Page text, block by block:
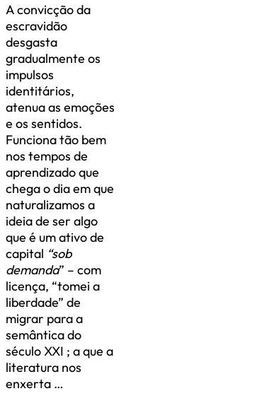
A convicção da
escravidão
desgasta
gradualmente os
impulsos
identitários,
atenua as emoções
e os sentidos.
Funciona tão bem
nos tempos de
aprendizado que
chega o dia em que
naturalizamos a
ideia de ser algo
que é um ativo de
capital “sob
demanda” – com
licença, “tomei a
liberdade” de
migrar para a
semântica do
século XXI ; a que a
literatura nos
enxerta …